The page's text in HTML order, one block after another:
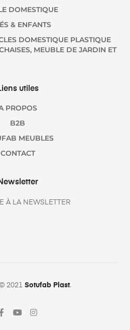
DOMESTIQUE
& ENFANTS
DOMESTIQUE PLASTIQUE
MEUBLE DE JARDIN ET
utiles
PROPOS
B2B
MEUBLES
CONTACT
À LA NEWSLETTER
2021 Sotufab Plast.